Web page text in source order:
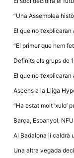
“Una Assemblea
El que no t’explicaran
“El primer que hem
Definits els grups de
El que no t’explicaran
Ascens a la Lliga
“Ha estat molt ‘xulo’
Barça, Espanyol,
Al Badalona li caldrà
Una altra vegada